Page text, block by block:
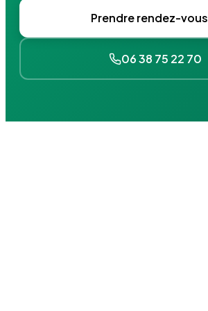
Prendre rendez-vous
06 38 75 22 70